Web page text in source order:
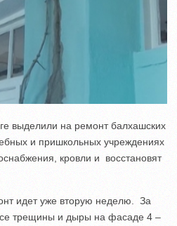
выделили на ремонт балхашских
и пришкольных учреждениях
кровли и восстановят
идет уже вторую неделю. За
трещины и дыры на фасаде 4 –